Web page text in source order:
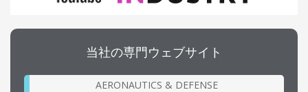
当社の専門ウェブサイト
AERONAUTICS & DEFENSE